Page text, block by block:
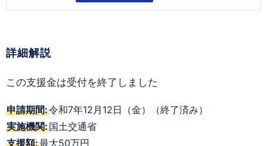
詳細解説
この支援金は受付を終了しました
申請期間:令和7年12月12日（金）（終了済み）
実施機関:国土交通省
支援額:最大50万円